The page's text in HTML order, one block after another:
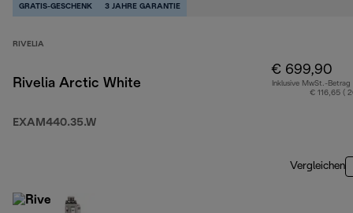
GRATIS-GESCHENK 3 JAHRE GARANTIE
RIVELIA
Rivelia Arctic White
EXAM440.35.W
€ 699,90
Inklusive MwSt.-Betrag
€ 116,65 (
Vergleichen